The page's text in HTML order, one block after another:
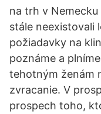
na trh v
stále neexistovali
požiadavky na
poznáme a
tehotným ženám
zvracanie. V
prospech toho,